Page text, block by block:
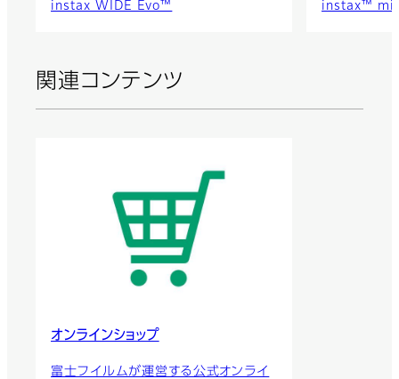
instax WIDE Evo™ instax™
関連コンテンツ
オンラインショップ
富士フイルムが運営する公式オンライ